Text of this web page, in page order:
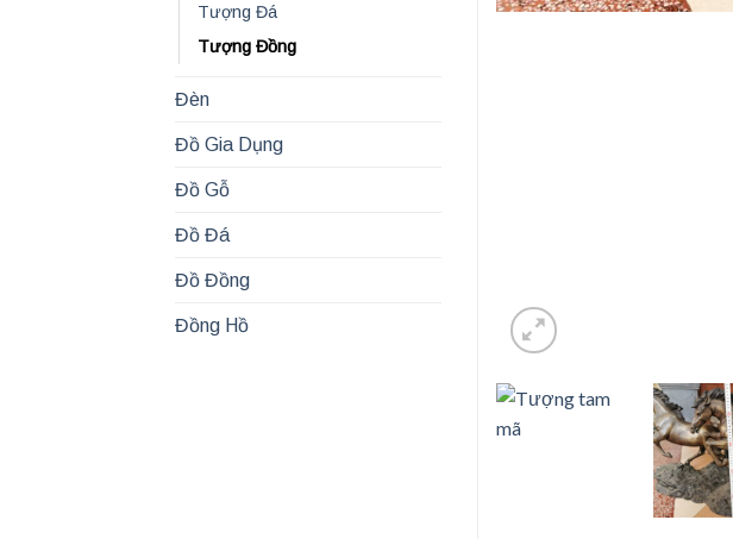
Tượng Đá
Tượng Đồng
Đèn
Đồ Gia Dụng
Đồ Gỗ
Đồ Đá
Đồ Đồng
Đồng Hồ